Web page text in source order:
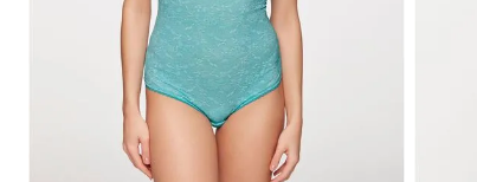
P M G
Adicionar na sacola